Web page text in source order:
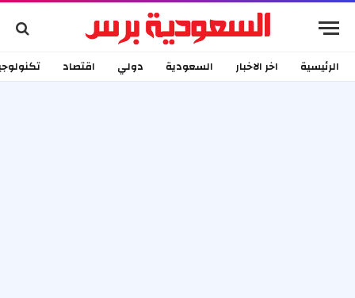
الرئيسية اخر الاخبار السعودية دولي اقتصاد